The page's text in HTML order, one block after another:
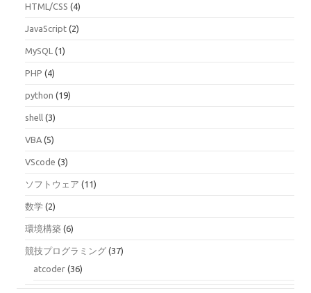
HTML/CSS (4)
JavaScript (2)
MySQL (1)
PHP (4)
python (19)
shell (3)
VBA (5)
VScode (3)
ソフトウェア (11)
数学 (2)
環境構築 (6)
競技プログラミング (37)
atcoder (36)